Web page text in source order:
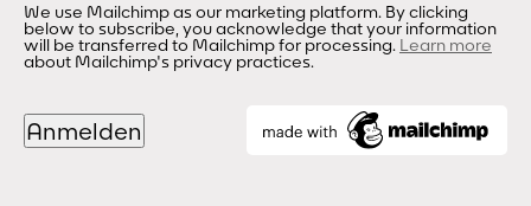
We use Mailchimp as our marketing platform. By clicking
below to subscribe, you acknowledge that your information
will be transferred to Mailchimp for processing. Learn more
about Mailchimp's privacy practices.